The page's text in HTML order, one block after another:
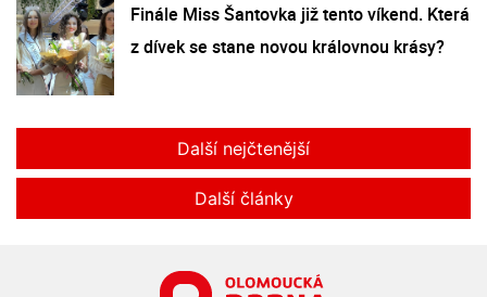
Finále Miss Šantovka již tento víkend. Která
z dívek se stane novou královnou krásy?
Další nejčtenější
Další články